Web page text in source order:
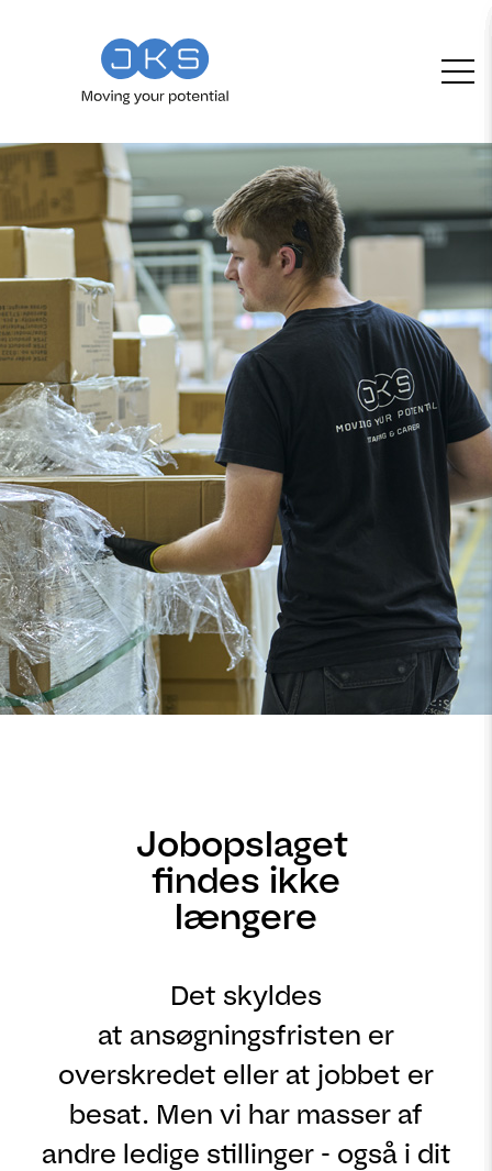
Jobopslaget
findes ikke
længere
Det skyldes
at ansøgningsfristen er
overskredet eller at jobbet er
besat. Men vi har masser af
andre ledige stillinger - også i dit